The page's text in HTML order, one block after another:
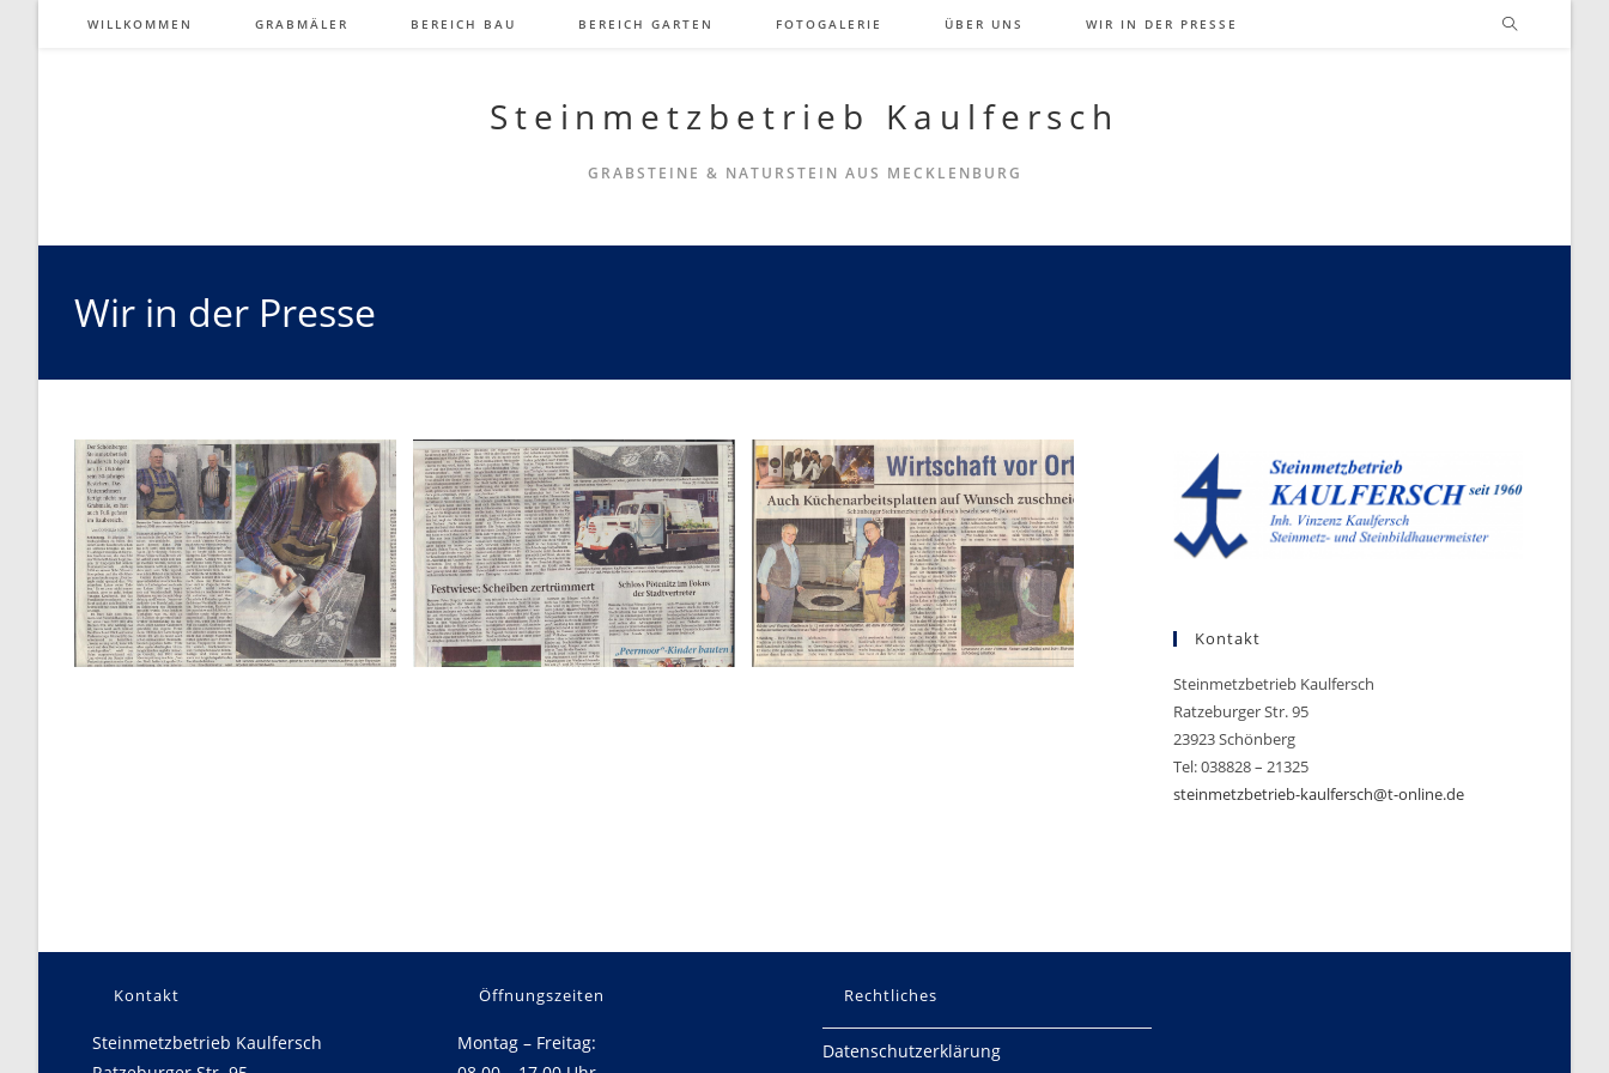
WILLKOMMEN GRABMÄLER BEREICH BAU BEREICH GARTEN FOTOGALERIE ÜBER UNS WIR IN DER PRESSE
Steinmetzbetrieb Kaulfersch
GRABSTEINE & NATURSTEIN AUS MECKLENBURG
Wir in der Presse
Kontakt
Steinmetzbetrieb Kaulfersch
Ratzeburger Str. 95
23923 Schönberg
Tel: 038828 – 21325
steinmetzbetrieb-kaulfersch@t-online.de
Kontakt
Steinmetzbetrieb Kaulfersch
Öffnungszeiten
Montag – Freitag:
Rechtliches
Datenschutzerklärung